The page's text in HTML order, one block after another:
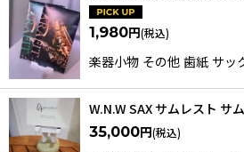
1,980円(税込)
楽器小物 その他 歯紙 サッ
W.N.W SAX サムレスト サ
35,000円(税込)